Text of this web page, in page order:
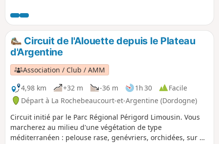
Circuit de l'Alouette depuis le Plateau
d'Argentine
Association / Club / AMM
4,98 km
+32 m -36 m 1h 30
Facile
Départ à La Rochebeaucourt-et-Argentine (Dordogne)
Circuit initié par le Parc Régional Périgord Limousin. Vous
marcherez au milieu d'une végétation de type
méditerranéen : pelouse rase, genévriers, orchidées, sur un